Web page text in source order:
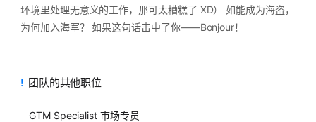
环境里处理无意义的工作，那可太糟糕了 XD） 如能成为海盗，
为何加入海军？ 如果这句话击中了你——Bonjour！
团队的其他职位
GTM Specialist 市场专员